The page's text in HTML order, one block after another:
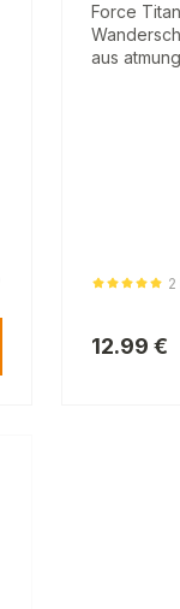
Force
aus
12.99 €